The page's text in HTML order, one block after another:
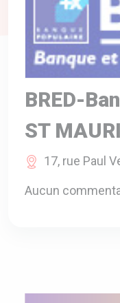
BIO &
ENTREPRISE
ANIMAUX
BRED-
ST
17, rue Paul
Aucun